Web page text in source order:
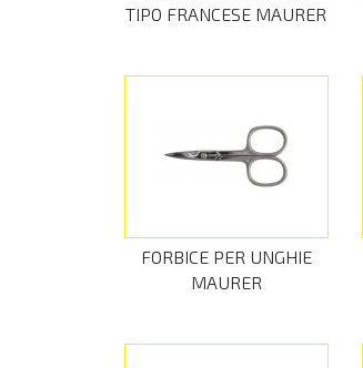
TIPO FRANCESE MAURER
FORBICE PER UNGHIE
MAURER